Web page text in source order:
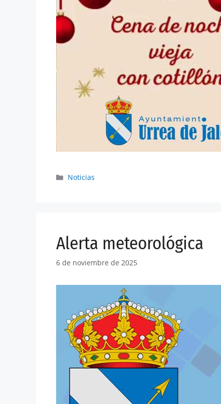
Noticias
Alerta meteorológica
6 de noviembre de 2025